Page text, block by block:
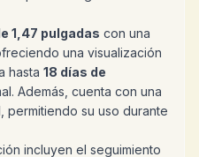
1,47 pulgadas con una
una visualización
hasta 18 días de
Además, cuenta con una
, permitiendo su uso durante
incluyen el seguimiento